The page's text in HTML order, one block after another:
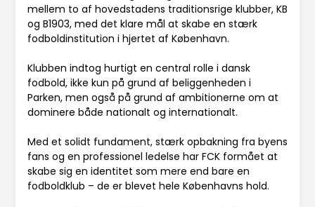
mellem to af hovedstadens traditionsrige klubber, KB
og B1903, med det klare mål at skabe en stærk
fodboldinstitution i hjertet af København.
Klubben indtog hurtigt en central rolle i dansk
fodbold, ikke kun på grund af beliggenheden i
Parken, men også på grund af ambitionerne om at
dominere både nationalt og internationalt.
Med et solidt fundament, stærk opbakning fra byens
fans og en professionel ledelse har FCK formået at
skabe sig en identitet som mere end bare en
fodboldklub – de er blevet hele Københavns hold.